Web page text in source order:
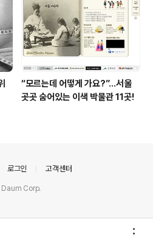
“모르는데 어떻게 가요?”...서울
곳곳 숨어있는 이색 박물관 11곳!
로그인 고객센터
Corp.